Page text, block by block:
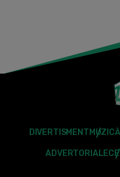
DIVERTISMENT MUZICĂ
ADVERTORIALE